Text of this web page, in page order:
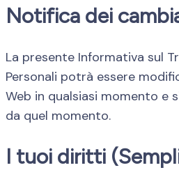
Notifica dei
La presente Informativa sul
Personali potrà essere
Web in qualsiasi momento e
da quel momento.
I tuoi diritti